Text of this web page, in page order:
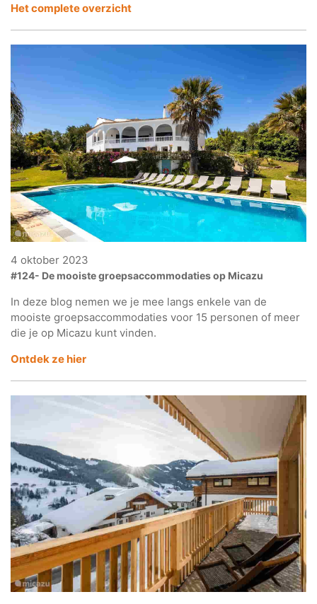
Het complete overzicht
4 oktober 2023
#124- De mooiste groepsaccommodaties op Micazu
In deze blog nemen we je mee langs enkele van de
mooiste groepsaccommodaties voor 15 personen of meer
die je op Micazu kunt vinden.
Ontdek ze hier